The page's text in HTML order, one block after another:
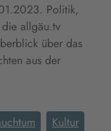
Politik,
allgäu.tv
über das
aus der
Kultur